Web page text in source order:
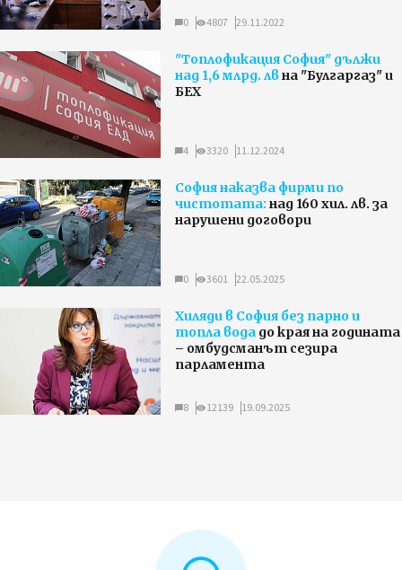
0 4807 29.11.2022
"Топлофикация София" дължи
над 1,6 млрд. лвна "Булгаргаз" и
БЕХ
4 3320 11.12.2024
София наказва фирми по
чистотата: над 160 хил. лв. за
нарушени договори
0 3601 22.05.2025
Хиляди в София без парно и
топла вода до края на годината
– омбудсманът сезира
парламента
8 12139 19.09.2025